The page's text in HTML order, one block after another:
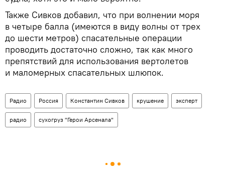
Также Сивков добавил, что при волнении моря
в четыре балла (имеются в виду волны от трех
до шести метров) спасательные операции
проводить достаточно сложно, так как много
препятствий для использования вертолетов
и маломерных спасательных шлюпок.
Радио Россия Константин Сивков крушение эксперт
радио сухогруз "Герои Арсенала"